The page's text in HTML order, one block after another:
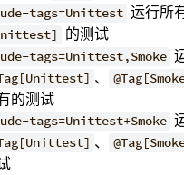
tags=Unittest 运行所
的测试
tags=Unittest,Smoke
、
的测试
tags=Unittest+Smoke
、